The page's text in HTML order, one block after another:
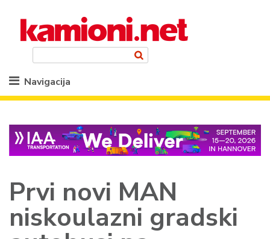
Navigacija
Prvi novi MAN
niskoulazni gradski